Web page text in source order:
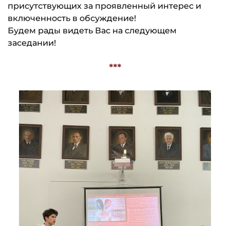
присутствующих за проявленный интерес и
включенность в обсуждение!
Будем рады видеть Вас на следующем
заседании!
***